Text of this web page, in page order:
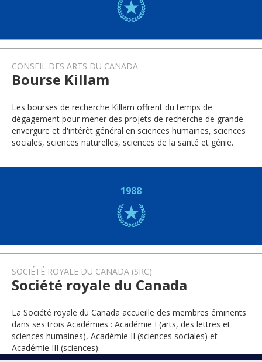
CONSEIL DES ARTS DU CANADA
Bourse Killam
Les bourses de recherche Killam offrent du temps de
dégagement pour mener des projets de recherche de grande
envergure et d'intérêt général en sciences humaines, sciences
sociales, sciences naturelles, sciences de la santé et génie.
1988
SOCIÉTÉ ROYALE DU CANADA (SRC)
Société royale du Canada
La Société royale du Canada accueille des membres éminents
dans ses trois Académies : Académie I (arts, des lettres et
sciences humaines), Académie II (sciences sociales) et
Académie III (sciences).